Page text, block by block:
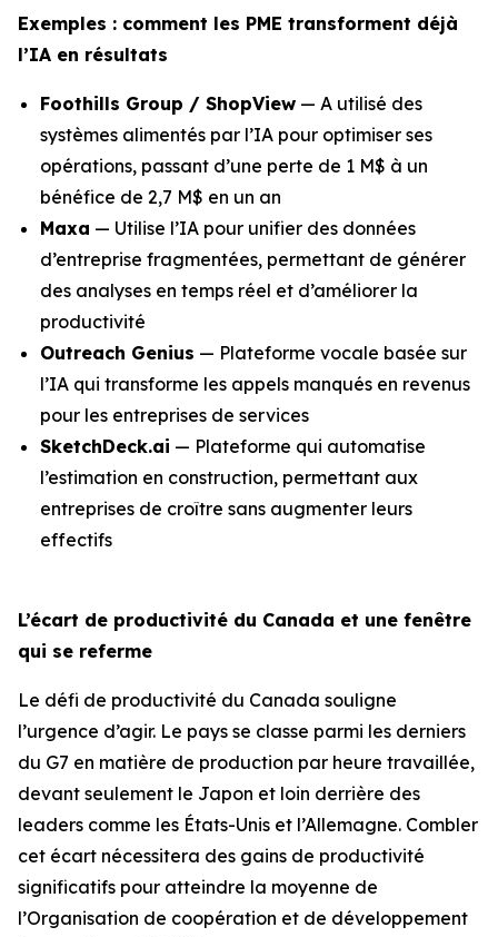
Exemples : comment les PME transforment déjà
l’IA en résultats
Foothills Group / ShopView — A utilisé des
systèmes alimentés par l’IA pour optimiser ses
opérations, passant d’une perte de 1 M$ à un
bénéfice de 2,7 M$ en un an
Maxa — Utilise l’IA pour unifier des données
d’entreprise fragmentées, permettant de générer
des analyses en temps réel et d’améliorer la
productivité
Outreach Genius — Plateforme vocale basée sur
l’IA qui transforme les appels manqués en revenus
pour les entreprises de services
SketchDeck.ai — Plateforme qui automatise
l’estimation en construction, permettant aux
entreprises de croître sans augmenter leurs
effectifs
L’écart de productivité du Canada et une fenêtre
qui se referme
Le défi de productivité du Canada souligne
l’urgence d’agir. Le pays se classe parmi les derniers
du G7 en matière de production par heure travaillée,
devant seulement le Japon et loin derrière des
leaders comme les États-Unis et l’Allemagne. Combler
cet écart nécessitera des gains de productivité
significatifs pour atteindre la moyenne de
l’Organisation de coopération et de développement